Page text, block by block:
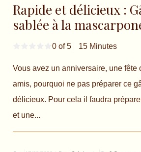
Rapide et délicieux :
sablée à la
0 of 5 15 Minutes
Vous avez un anniversaire, une fête
amis, pourquoi ne pas préparer ce
délicieux. Pour cela il faudra
et une...